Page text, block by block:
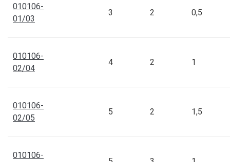
010106-
01/03
3 2 0,5
010106-
02/04
4 2 1
010106-
02/05
5 2 1,5
010106-